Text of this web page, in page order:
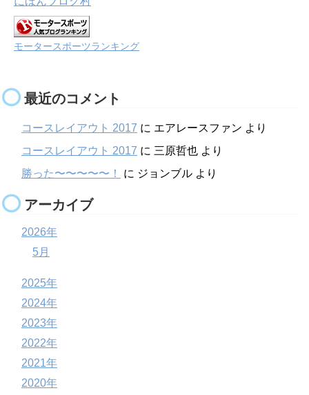
モータースポーツランキング
最近のコメント
コースレイアウト 2017 に エアレースファン より
コースレイアウト 2017 に 三原哲也 より
勝った〜〜〜〜〜！
に ジョンブル より
アーカイブ
2026年
5月
2025年
2024年
2023年
2022年
2021年
2020年